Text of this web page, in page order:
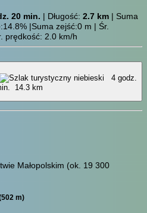
20 min. | Długość: 2.7 km | Suma
|Suma zejść:0 m | Śr.
prędkość: 2.0 km/h
4 godz.
14.3 km
Małopolskim (ok. 19 300
m)